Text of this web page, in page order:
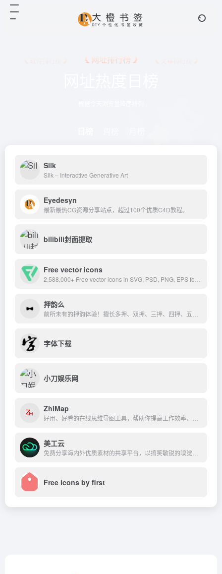
网址排行榜
Silk
Silk – Interactive Generative Art
Eyedesyn
最新最热CG资源分享站点，超过100个优质C4D教程。
bilibili封面提取
Free vector icons
押韵么
字体下载
小刀娱乐网
ZhiMap
美工云
Free icons by first